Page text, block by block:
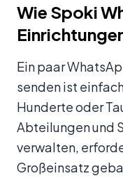
Wie Spoki
Ein paar
senden ist
Hunderte oder
Abteilungen und
verwalten,
Großeinsatz